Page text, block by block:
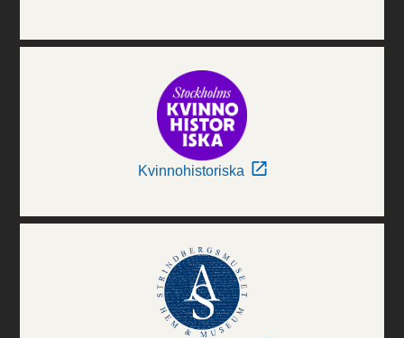
Kvinnohistoriska